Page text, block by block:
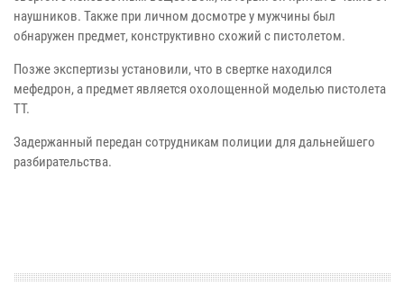
наушников. Также при личном досмотре у мужчины был
обнаружен предмет, конструктивно схожий с пистолетом.
Позже экспертизы установили, что в свертке находился
мефедрон, а предмет является охолощенной моделью пистолета
ТТ.
Задержанный передан сотрудникам полиции для дальнейшего
разбирательства.